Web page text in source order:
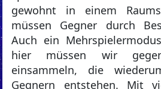
gewohnt in einem
müssen Gegner durch
Auch ein
hier müssen wir
einsammeln, die
Gegnern entstehen. Mit